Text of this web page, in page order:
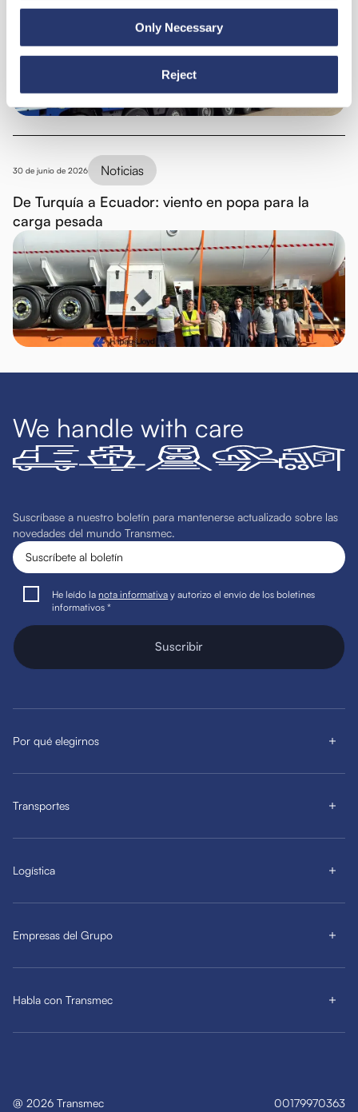
Only Necessary
Reject
30 de junio de 2026 Noticias
De Turquía a Ecuador: viento en popa para la
carga pesada
We handle with care
Suscríbase a nuestro boletín para mantenerse actualizado sobre las
novedades del mundo Transmec.
He leído lanota informativa y autorizo el envío de los boletines
informativos *
Suscribir
Por qué elegirnos
Transportes
Logística
Empresas del Grupo
Habla con Transmec
@ 2026 Transmec 00179970363